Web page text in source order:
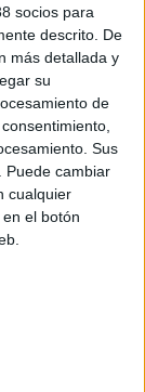
socios para
descrito. De
más detallada y
su
de
Sus
Puede cambiar
cualquier
el botón
grup molt
a qui els
'enxampar'